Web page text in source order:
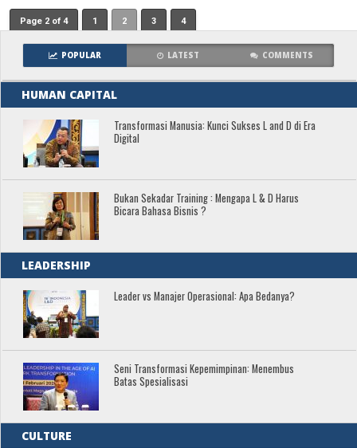
Page 2 of 4 1 2 3 4
POPULAR LATEST COMMENTS
HUMAN CAPITAL
Transformasi Manusia: Kunci Sukses L and D di Era
Digital
Bukan Sekadar Training : Mengapa L & D Harus
Bicara Bahasa Bisnis ?
LEADERSHIP
Leader vs Manajer Operasional: Apa Bedanya?
Seni Transformasi Kepemimpinan: Menembus
Batas Spesialisasi
CULTURE